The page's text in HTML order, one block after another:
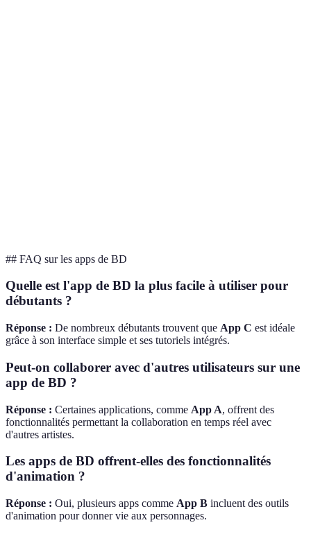
## FAQ sur les apps de BD
Quelle est l'app de BD la plus facile à utiliser pour
débutants ?
Réponse : De nombreux débutants trouvent que App C est idéale
grâce à son interface simple et ses tutoriels intégrés.
Peut-on collaborer avec d'autres utilisateurs sur une
app de BD ?
Réponse : Certaines applications, comme App A, offrent des
fonctionnalités permettant la collaboration en temps réel avec
d'autres artistes.
Les apps de BD offrent-elles des fonctionnalités
d'animation ?
Réponse : Oui, plusieurs apps comme App B incluent des outils
d'animation pour donner vie aux personnages.